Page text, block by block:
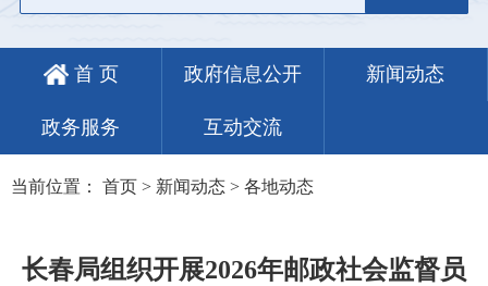
首 页 政府信息公开 新闻动态
政务服务 互动交流
当前位置： 首页 > 新闻动态 > 各地动态
长春局组织开展2026年邮政社会监督员